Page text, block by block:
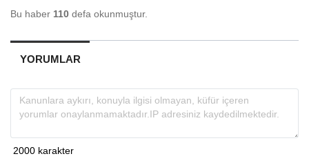
Bu haber 110 defa okunmuştur.
YORUMLAR